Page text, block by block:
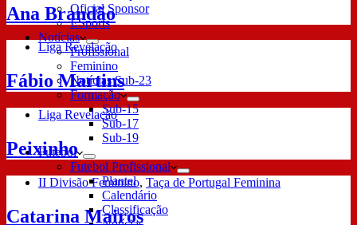
Oficial Sponsor
ESports
Notícias
Profissional
Feminino
Notícias Sub-23
Formação
Sub-15
Sub-17
Sub-19
Futebol
Futebol Profissional
Plantel
Calendário
Classificação
Ana Brandão
Liga Revelação
Fábio Martins
Liga Revelação
Peixinho
II Divisão Feminino, Taça de Portugal Feminina
Catarina Mairos